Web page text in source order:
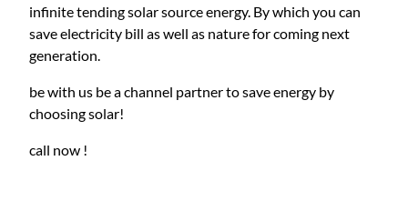
infinite tending solar source energy. By which you can
save electricity bill as well as nature for coming next
generation.
be with us be a channel partner to save energy by
choosing solar!
call now !